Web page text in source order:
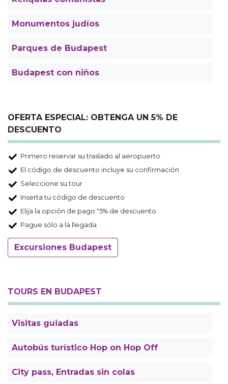
Monumentos judíos
Parques de Budapest
Budapest con niños
OFERTA ESPECIAL: OBTENGA UN 5% DE
DESCUENTO
Primero reservar su traslado al aeropuerto
El código de descuento incluye su confirmación
Seleccione su tour
Inserta tu código de descuento
Elija la opción de pago "5% de descuento
Pague sólo a la llegada
Excursiones Budapest
TOURS EN BUDAPEST
Visitas guiadas
Autobús turístico Hop on Hop Off
City pass, Entradas sin colas